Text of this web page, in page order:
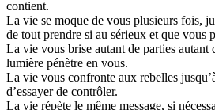
contient.
La vie se moque de vous plusieurs fois,
de tout prendre si au sérieux et que vous
La vie vous brise autant de parties autant
lumière pénètre en vous.
La vie vous confronte aux rebelles
d’essayer de contrôler.
La vie répète le même message, si